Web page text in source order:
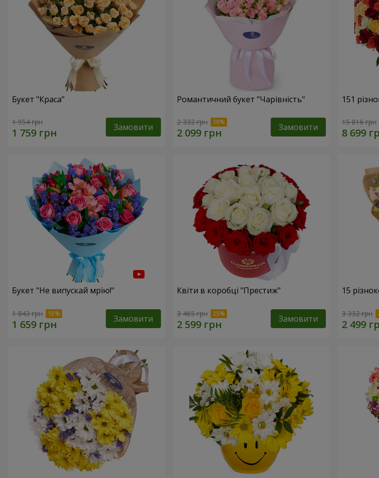
Букет "Краса"
1 954 грн Замовити
Романтичний букет "Чарівність"
2 332 грн Замовити
151
15 816 грн
Букет "Не випускай мрію!"
1 843 грн Замовити
Квіти в коробці "Престиж"
3 465 грн Замовити
15
3 332 грн